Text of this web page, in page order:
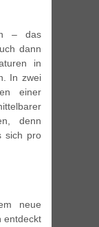
– das
dann
in
In zwei
einer
denn
sich pro
neue
entdeckt